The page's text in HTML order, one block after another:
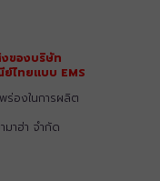
ของบริษัท
ไทยแบบ EMS
องในการผลิต
าฮ่า จำกัด